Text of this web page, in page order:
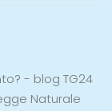
- blog TG24
Naturale